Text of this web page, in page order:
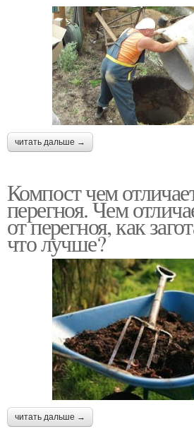
читать дальше →
Компост чем
перегноя. Чем
от перегноя, как
что лучше?
читать дальше →